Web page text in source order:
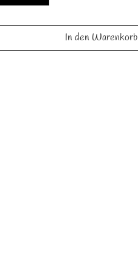
In den Warenkorb